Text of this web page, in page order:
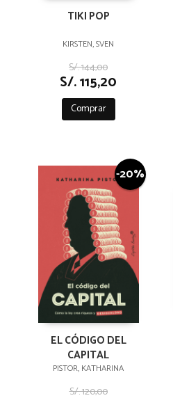
TIKI POP
KIRSTEN, SVEN
S/. 144,00
S/. 115,20
Comprar
-20%
EL CÓDIGO DEL
CAPITAL
PISTOR, KATHARINA
S/. 120,00